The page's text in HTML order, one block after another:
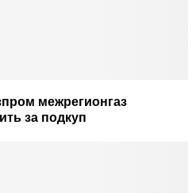
межрегионгаз
за подкуп